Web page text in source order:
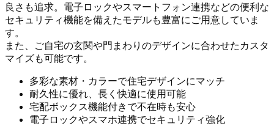
良さも追求。電子ロックやスマートフォン連携などの便利な
セキュリティ機能を備えたモデルも豊富にご用意していま
す。
また、ご自宅の玄関や門まわりのデザインに合わせたカスタ
マイズも可能です。
多彩な素材・カラーで住宅デザインにマッチ
耐久性に優れ、長く快適に使用可能
宅配ボックス機能付きで不在時も安心
電子ロックやスマホ連携でセキュリティ強化